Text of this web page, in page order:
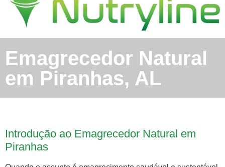
Emagrecedor Natural
em Piranhas, AL
Introdução ao Emagrecedor Natural em
Piranhas